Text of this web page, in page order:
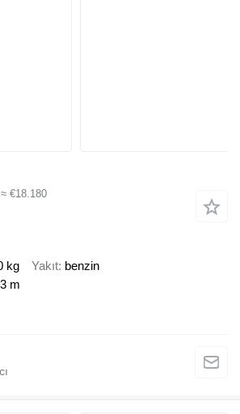
≈ €18.180
kg Yakıt benzin
3 m